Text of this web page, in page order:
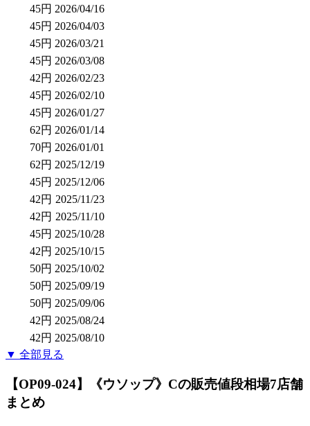
45円 2026/04/16
45円 2026/04/03
45円 2026/03/21
45円 2026/03/08
42円 2026/02/23
45円 2026/02/10
45円 2026/01/27
62円 2026/01/14
70円 2026/01/01
62円 2025/12/19
45円 2025/12/06
42円 2025/11/23
42円 2025/11/10
45円 2025/10/28
42円 2025/10/15
50円 2025/10/02
50円 2025/09/19
50円 2025/09/06
42円 2025/08/24
42円 2025/08/10
▼ 全部見る
【OP09-024】《ウソップ》Cの販売値段相場7店舗
まとめ